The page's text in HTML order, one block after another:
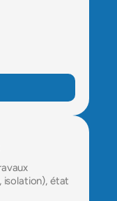
isolation), état